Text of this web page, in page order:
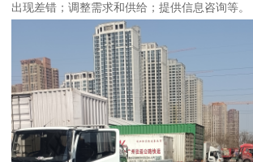
出现差错；调整需求和供给；提供信息咨询等。